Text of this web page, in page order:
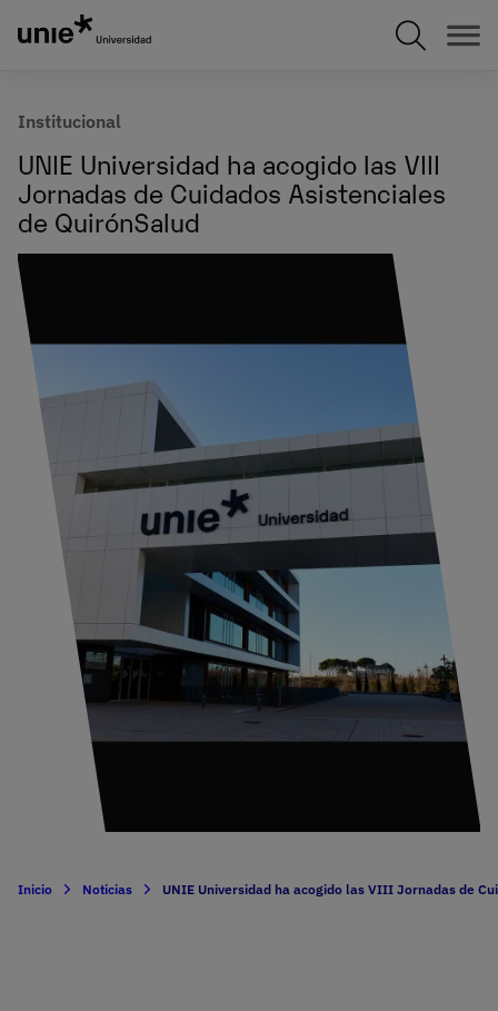
Institucional
UNIE Universidad ha acogido las VIII
Jornadas de Cuidados Asistenciales
de QuirónSalud
Inicio Noticias UNIE Universidad ha acogido las VIII Jornadas de